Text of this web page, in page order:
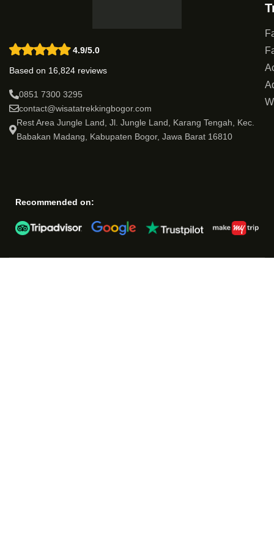
0851 7300 3295
contact@wisatatrekkingbogor.com
Rest Area Jungle Land, Jl. Jungle Land, Karang Tengah, Kec.
Recommended on: